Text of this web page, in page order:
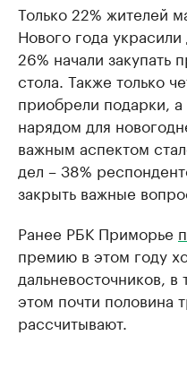
Только 22% жителей
Нового года
26% начали закупать
стола. Также только
приобрели подарки,
нарядом для
важным аспектом
дел – 38%
закрыть важные
Ранее РБК Приморье
премию в этом году
дальневосточников,
этом почти половина
рассчитывают.